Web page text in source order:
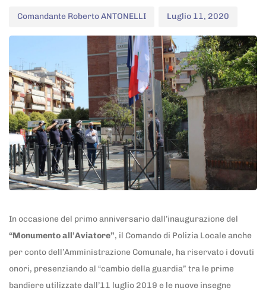
Comandante Roberto ANTONELLI Luglio 11, 2020
In occasione del primo anniversario dall’inaugurazione del
“Monumento all’Aviatore”, il Comando di Polizia Locale anche
per conto dell’Amministrazione Comunale, ha riservato i dovuti
onori, presenziando al “cambio della guardia” tra le prime
bandiere utilizzate dall’11 luglio 2019 e le nuove insegne